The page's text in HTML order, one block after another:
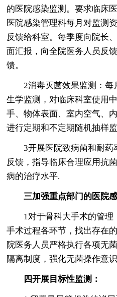
的医院感染监测。要求临床
医院感染管理科每月对监测
反馈给科室。每季度向院长
面汇报，向全院医务人员反
馈。
2消毒灭菌效果监测：每
生学监测，对临床科室使用
手、物体表面、室内空气、
进行定期和不定期随机抽样监
3开展医院致病菌和耐药
反馈，指导临床合理应用抗
病的治疗水平.
三加强重点部门的医院
1对于骨科大手术的管理
手术过程各环节，找出存在
院医务人员严格执行各项无
隔离制度，强化无菌操作意识
四开展目标性监测：